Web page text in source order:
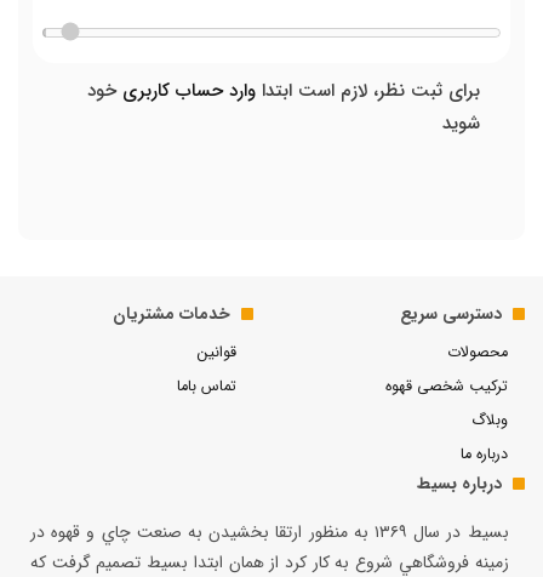
برای ثبت نظر، لازم است ابتدا وارد حساب کاربریخود
شوید
دسترسی سریع
محصولات
ترکیب شخصی قهوه
وبلاگ
درباره ما
خدمات مشتریان
قوانین
تماس باما
درباره بسیط
بسيط در سال ۱۳۶۹ به منظور ارتقا بخشيدن به صنعت چاي و قهوه در
زمينه فروشگاهي شروع به كار كرد از همان ابتدا بسيط تصميم گرفت كه